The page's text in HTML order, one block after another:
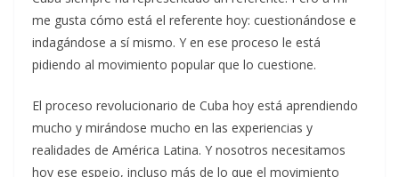
me gusta cómo está el referente hoy: cuestionándose e
indagándose a sí mismo. Y en ese proceso le está
pidiendo al movimiento popular que lo cuestione.
El proceso revolucionario de Cuba hoy está aprendiendo
mucho y mirándose mucho en las experiencias y
realidades de América Latina. Y nosotros necesitamos
hoy ese espejo, incluso más de lo que el movimiento